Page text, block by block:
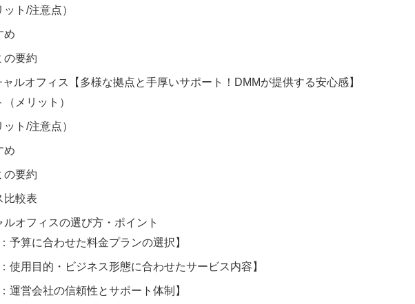
ト/注意点）
め
の要約
ャルオフィス【多様な拠点と手厚いサポート！DMMが提供する安心感】
メリット）
ト/注意点）
め
の要約
比較表
オフィスの選び方・ポイント
予算に合わせた料金プランの選択】
使用目的・ビジネス形態に合わせたサービス内容】
運営会社の信頼性とサポート体制】